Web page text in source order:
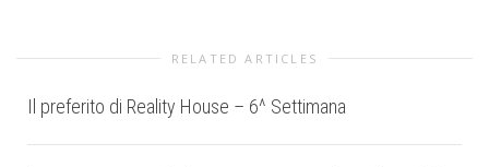
RELATED ARTICLES
Il preferito di Reality House – 6^ Settimana